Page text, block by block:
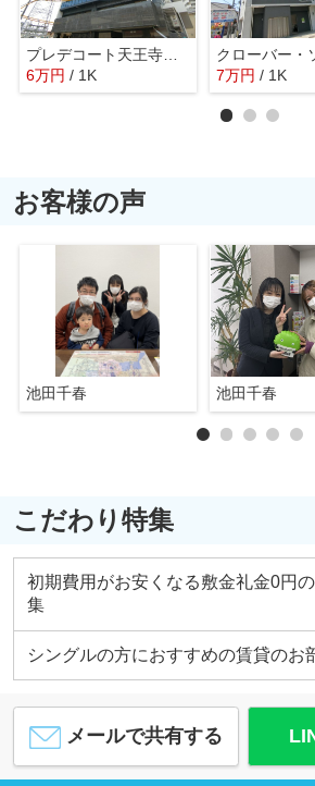
プレデコート天王寺ＥＡＳＴ
6万円 / 1K
7万円 / 1K
お客様の声
池田千春 池田千春
こだわり特集
初期費用がお安くなる敷金礼金0円
集
シングルの方におすすめの賃貸のお
メールで共有する